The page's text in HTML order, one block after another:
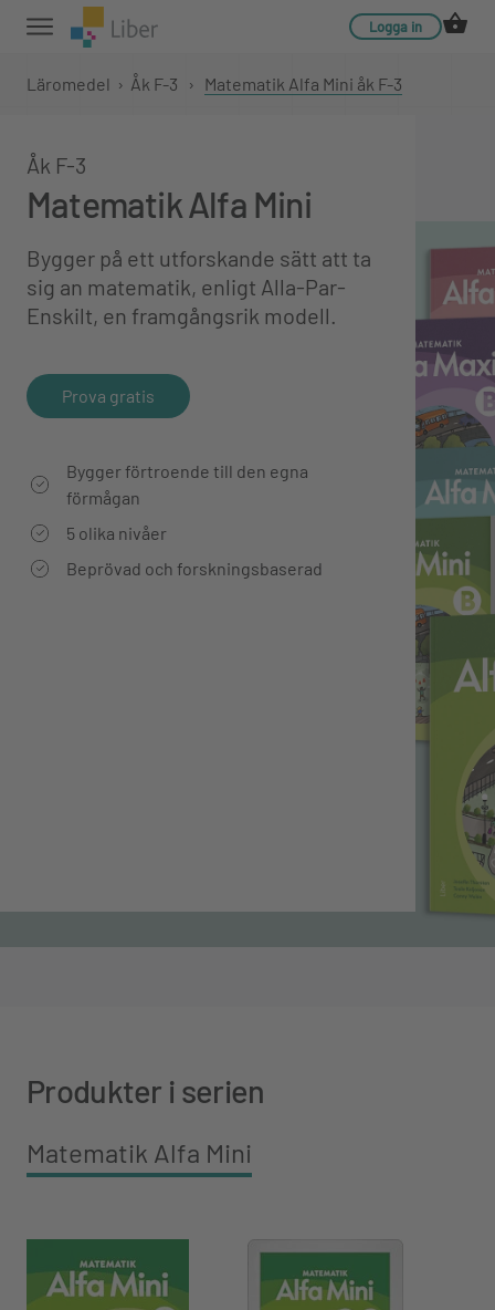
Logga in
Läromedel › Åk F-3 › Matematik Alfa Mini åk F-3
Åk F-3
Matematik Alfa Mini
Bygger på ett utforskande sätt att ta
sig an matematik, enligt Alla-Par-
Enskilt, en framgångsrik modell.
Prova gratis
Bygger förtroende till den egna
förmågan
5 olika nivåer
Beprövad och forskningsbaserad
Produkter i serien
Matematik Alfa Mini